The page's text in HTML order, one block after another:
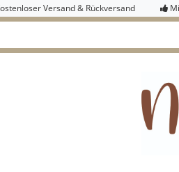
Versand & Rückversand